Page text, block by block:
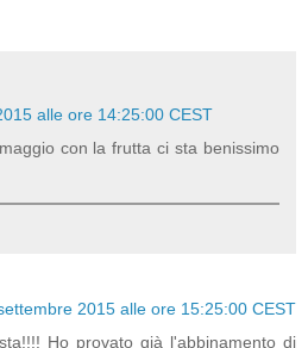
alle ore 14:25:00 CEST
con la frutta ci sta benissimo
2015 alle ore 15:25:00 CEST
Ho provato già l'abbinamento di